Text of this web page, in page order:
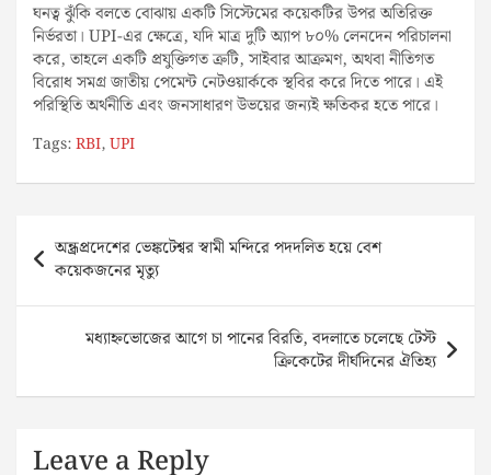
ঘনত্ব ঝুঁকি বলতে বোঝায় একটি সিস্টেমের কয়েকটির উপর অতিরিক্ত
নির্ভরতা। UPI-এর ক্ষেত্রে, যদি মাত্র দুটি অ্যাপ ৮০% লেনদেন পরিচালনা
করে, তাহলে একটি প্রযুক্তিগত ত্রুটি, সাইবার আক্রমণ, অথবা নীতিগত
বিরোধ সমগ্র জাতীয় পেমেন্ট নেটওয়ার্ককে স্থবির করে দিতে পারে। এই
পরিস্থিতি অর্থনীতি এবং জনসাধারণ উভয়ের জন্যই ক্ষতিকর হতে পারে।
Tags:RBI,UPI
navigation
অন্ধ্রপ্রদেশের ভেঙ্কটেশ্বর স্বামী মন্দিরে পদদলিত হয়ে বেশ
কয়েকজনের মৃত্যু
মধ্যাহ্নভোজের আগে চা পানের বিরতি, বদলাতে চলেছে টেস্ট
ক্রিকেটের দীর্ঘদিনের ঐতিহ্য
Leave a Reply